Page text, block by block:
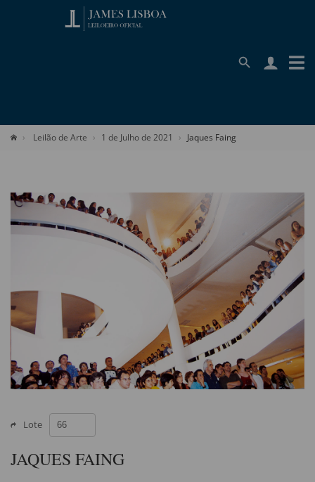
Leilão de Arte 1 de Julho de 2021 Jaques Faing
Lote
JAQUES FAING